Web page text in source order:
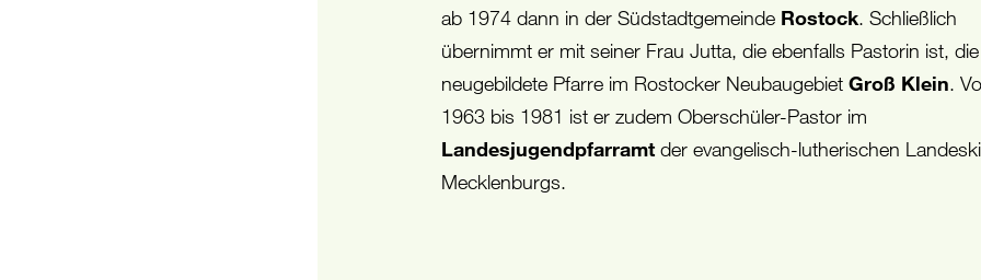
ab 1974 dann in der Südstadtgemeinde Rostock. Schließlich
übernimmt er mit seiner Frau Jutta, die ebenfalls Pastorin ist, die
neugebildete Pfarre im Rostocker NeubaugebietGroß Klein.
1963 bis 1981 ist er zudem Oberschüler-Pastor im
Landesjugendpfarramt der evangelisch-lutherischen
Mecklenburgs.